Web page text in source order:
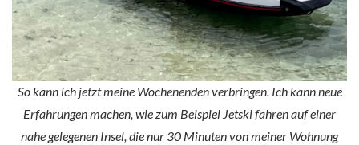
So kann ich jetzt meine Wochenenden verbringen. Ich kann neue
Erfahrungen machen, wie zum Beispiel Jetski fahren auf einer
nahe gelegenen Insel, die nur 30 Minuten von meiner Wohnung